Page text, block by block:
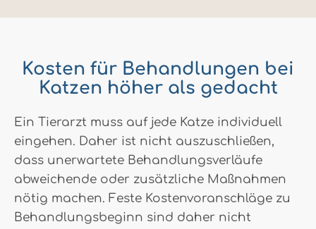
Kosten für Behandlungen bei
Katzen höher als gedacht
Ein Tierarzt muss auf jede Katze individuell
eingehen. Daher ist nicht auszuschließen,
dass unerwartete Behandlungsverläufe
abweichende oder zusätzliche Maßnahmen
nötig machen. Feste Kostenvoranschläge zu
Behandlungsbeginn sind daher nicht